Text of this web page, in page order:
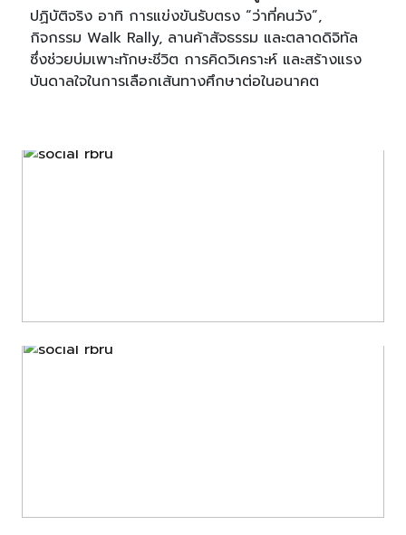
ปฏิบัติจริง อาทิ การแข่งขันรับตรง “ว่าที่คนวัง”,
กิจกรรม Walk Rally, ลานค้าสัจธรรม และตลาดดิจิทัล
ซึ่งช่วยบ่มเพาะทักษะชีวิต การคิดวิเคราะห์ และสร้างแรง
บันดาลใจในการเลือกเส้นทางศึกษาต่อในอนาคต